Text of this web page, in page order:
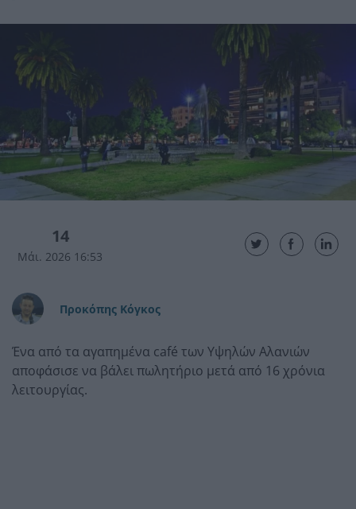
14
Μάι. 2026 16:53
Προκόπης Κόγκος
Ένα από τα αγαπημένα café των Υψηλών Αλανιών
αποφάσισε να βάλει πωλητήριο μετά από 16 χρόνια
λειτουργίας.